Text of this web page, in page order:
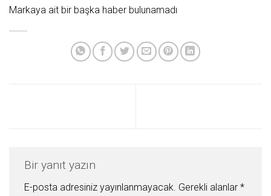
Markaya ait bir başka haber bulunamadı
Bir yanıt yazın
E-posta adresiniz yayınlanmayacak. Gerekli alanlar *